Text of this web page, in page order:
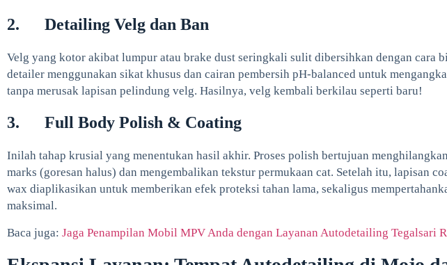
2. Detailing Velg dan Ban
Velg yang kotor akibat lumpur atau brake dust seringkali sulit dibersihkan dengan cara
detailer menggunakan sikat khusus dan cairan pembersih pH-balanced untuk
tanpa merusak lapisan pelindung velg. Hasilnya, velg kembali berkilau seperti baru!
3. Full Body Polish & Coating
Inilah tahap krusial yang menentukan hasil akhir. Proses polish bertujuan
marks (goresan halus) dan mengembalikan tekstur permukaan cat. Setelah itu, lapisan
wax diaplikasikan untuk memberikan efek proteksi tahan lama, sekaligus
maksimal.
Baca juga: Jaga Penampilan Mobil MPV Anda dengan Layanan Autodetailing Tegalsari